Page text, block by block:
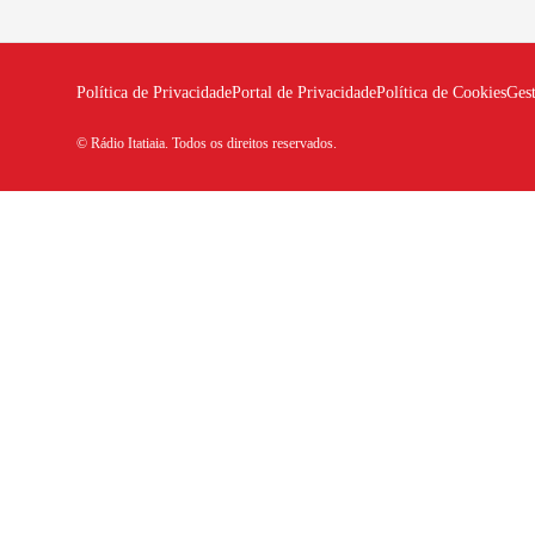
Política de PrivacidadePortal de PrivacidadePolítica de Cookies
© Rádio Itatiaia. Todos os direitos reservados.